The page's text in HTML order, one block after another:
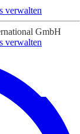
verwalten
GmbH
verwalten